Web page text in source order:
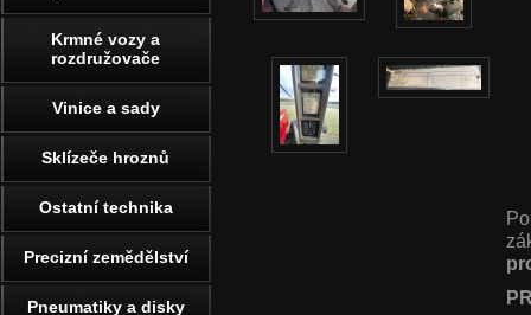
Krmné vozy a
rozdružovače
Vinice a sady
Sklízeče hroznů
Ostatní technika
Precizní zemědělství
Pneumatiky a disky